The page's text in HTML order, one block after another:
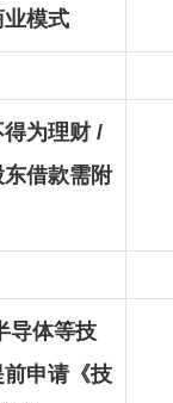
业模式
为理财 /
借款需附
导体等技
申请《技